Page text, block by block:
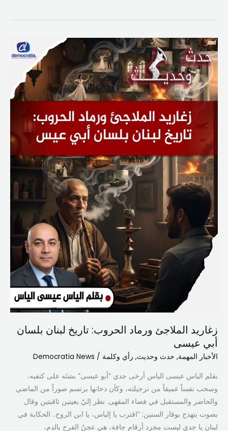
زغاريد الملاجئ ورماد الحروب: تاريخ لبنان بلسان
أبي عيسى
الأخبار المهمة, حدث وحديث, رأي وكلمة /
Democratia News
بقلم الياس عيسى الياس ​أرخى جدي “أبو عيسى” بشتَه على كتفيه،
وسحب نفساً عميقاً من نرجيلته، وكأن دخانها يرتسم صوراً من الماضي
والحاضر والمستقبل في فضاء المقهى. نظر إليّ بعينين ثاقبتين وقال
بصوت يتهدج بوقار السنين: “اقترب يا إلياس، يا ابن الروح.. الحكاية في
لبنان يا جدي ليست مجرد أرقام جافة، هي عجنُ الفرح بالدم،
زغاريد
الملاجئ
ورماد
الحروب:
تاريخ
بلسان
عيسى